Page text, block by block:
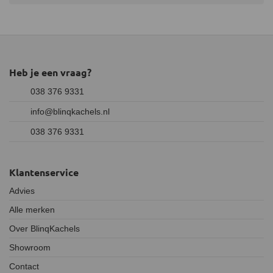
Heb je een vraag?
038 376 9331
info@blinqkachels.nl
038 376 9331
Klantenservice
Advies
Alle merken
Over BlinqKachels
Showroom
Contact